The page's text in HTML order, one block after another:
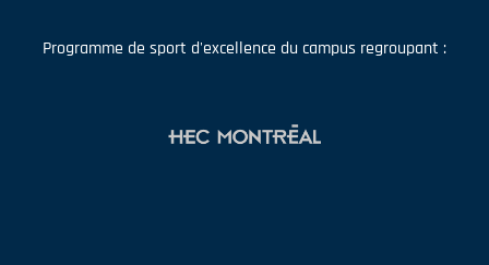
Programme de sport d'excellence du campus regroupant :